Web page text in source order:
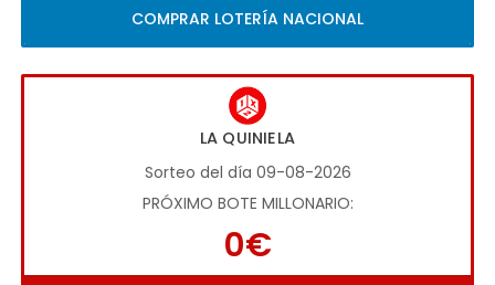
COMPRAR LOTERÍA NACIONAL
LA QUINIELA
Sorteo del día 09-08-2026
PRÓXIMO BOTE MILLONARIO:
0€